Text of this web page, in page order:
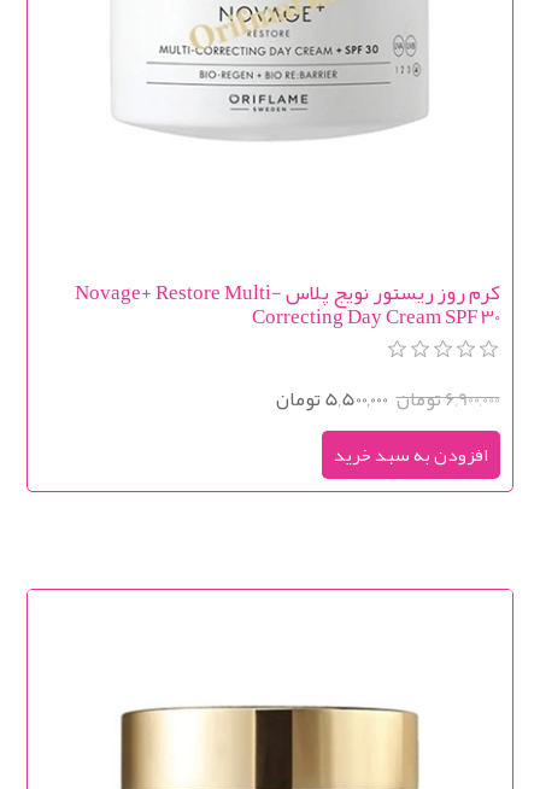
کرم روز ریستور نویج پلاس Novage+ Restore Multi-
Correcting Day Cream SPF 30
6,900,000 تومان 5,500,000 تومان